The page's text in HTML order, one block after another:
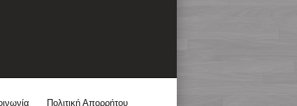
Πολιτική Απορρήτου